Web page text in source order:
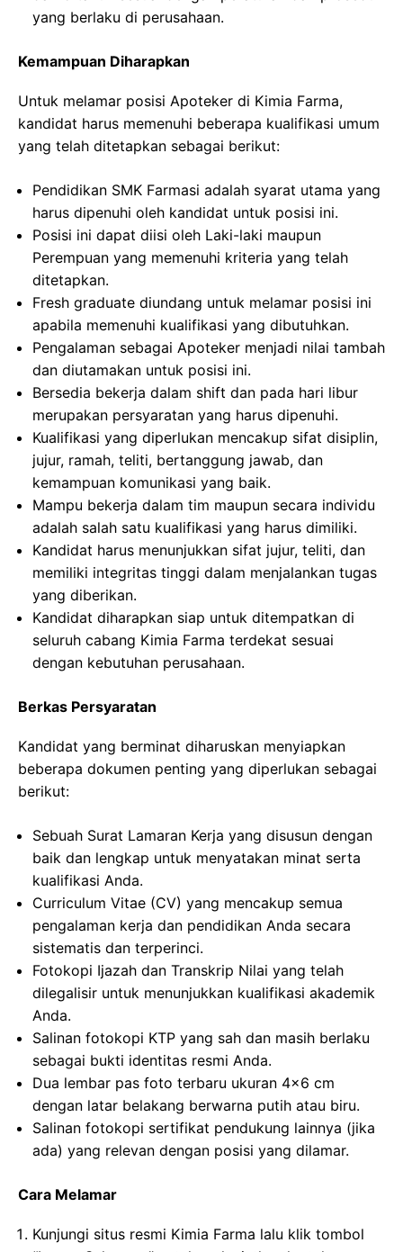
yang berlaku di perusahaan.
Kemampuan Diharapkan
Untuk melamar posisi Apoteker di Kimia Farma,
kandidat harus memenuhi beberapa kualifikasi umum
yang telah ditetapkan sebagai berikut:
Pendidikan SMK Farmasi adalah syarat utama yang
harus dipenuhi oleh kandidat untuk posisi ini.
Posisi ini dapat diisi oleh Laki-laki maupun
Perempuan yang memenuhi kriteria yang telah
ditetapkan.
Fresh graduate diundang untuk melamar posisi ini
apabila memenuhi kualifikasi yang dibutuhkan.
Pengalaman sebagai Apoteker menjadi nilai tambah
dan diutamakan untuk posisi ini.
Bersedia bekerja dalam shift dan pada hari libur
merupakan persyaratan yang harus dipenuhi.
Kualifikasi yang diperlukan mencakup sifat disiplin,
jujur, ramah, teliti, bertanggung jawab, dan
kemampuan komunikasi yang baik.
Mampu bekerja dalam tim maupun secara individu
adalah salah satu kualifikasi yang harus dimiliki.
Kandidat harus menunjukkan sifat jujur, teliti, dan
memiliki integritas tinggi dalam menjalankan tugas
yang diberikan.
Kandidat diharapkan siap untuk ditempatkan di
seluruh cabang Kimia Farma terdekat sesuai
dengan kebutuhan perusahaan.
Berkas Persyaratan
Kandidat yang berminat diharuskan menyiapkan
beberapa dokumen penting yang diperlukan sebagai
berikut:
Sebuah Surat Lamaran Kerja yang disusun dengan
baik dan lengkap untuk menyatakan minat serta
kualifikasi Anda.
Curriculum Vitae (CV) yang mencakup semua
pengalaman kerja dan pendidikan Anda secara
sistematis dan terperinci.
Fotokopi Ijazah dan Transkrip Nilai yang telah
dilegalisir untuk menunjukkan kualifikasi akademik
Anda.
Salinan fotokopi KTP yang sah dan masih berlaku
sebagai bukti identitas resmi Anda.
Dua lembar pas foto terbaru ukuran 4×6 cm
dengan latar belakang berwarna putih atau biru.
Salinan fotokopi sertifikat pendukung lainnya (jika
ada) yang relevan dengan posisi yang dilamar.
Cara Melamar
Kunjungi situs resmi Kimia Farma lalu klik tombol